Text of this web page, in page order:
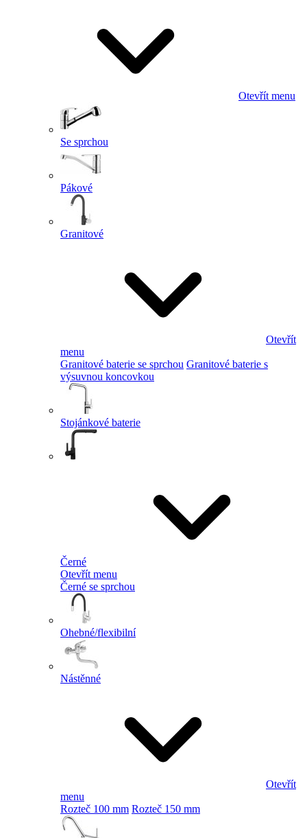
Otevřít menu
Se sprchou
Pákové
Granitové
Otevřít
menu
Granitové baterie se sprchou Granitové baterie s
výsuvnou koncovkou
Stojánkové baterie
Černé
Otevřít menu
Černé se sprchou
Ohebné/flexibilní
Nástěnné
Otevřít
menu
Rozteč 100 mm Rozteč 150 mm